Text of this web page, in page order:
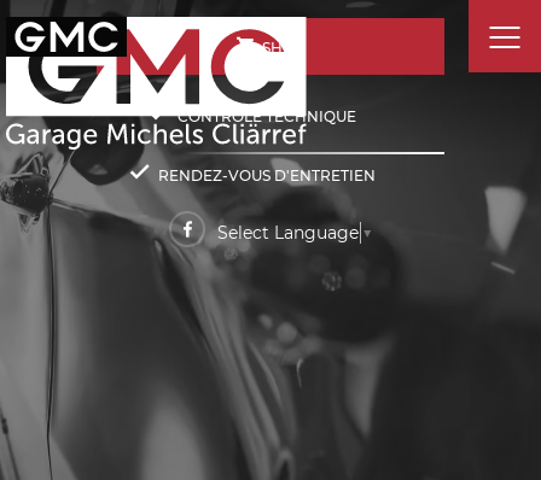
SHOP
CONTRÔLE TECHNIQUE
RENDEZ-VOUS D'ENTRETIEN
Select Language ▼